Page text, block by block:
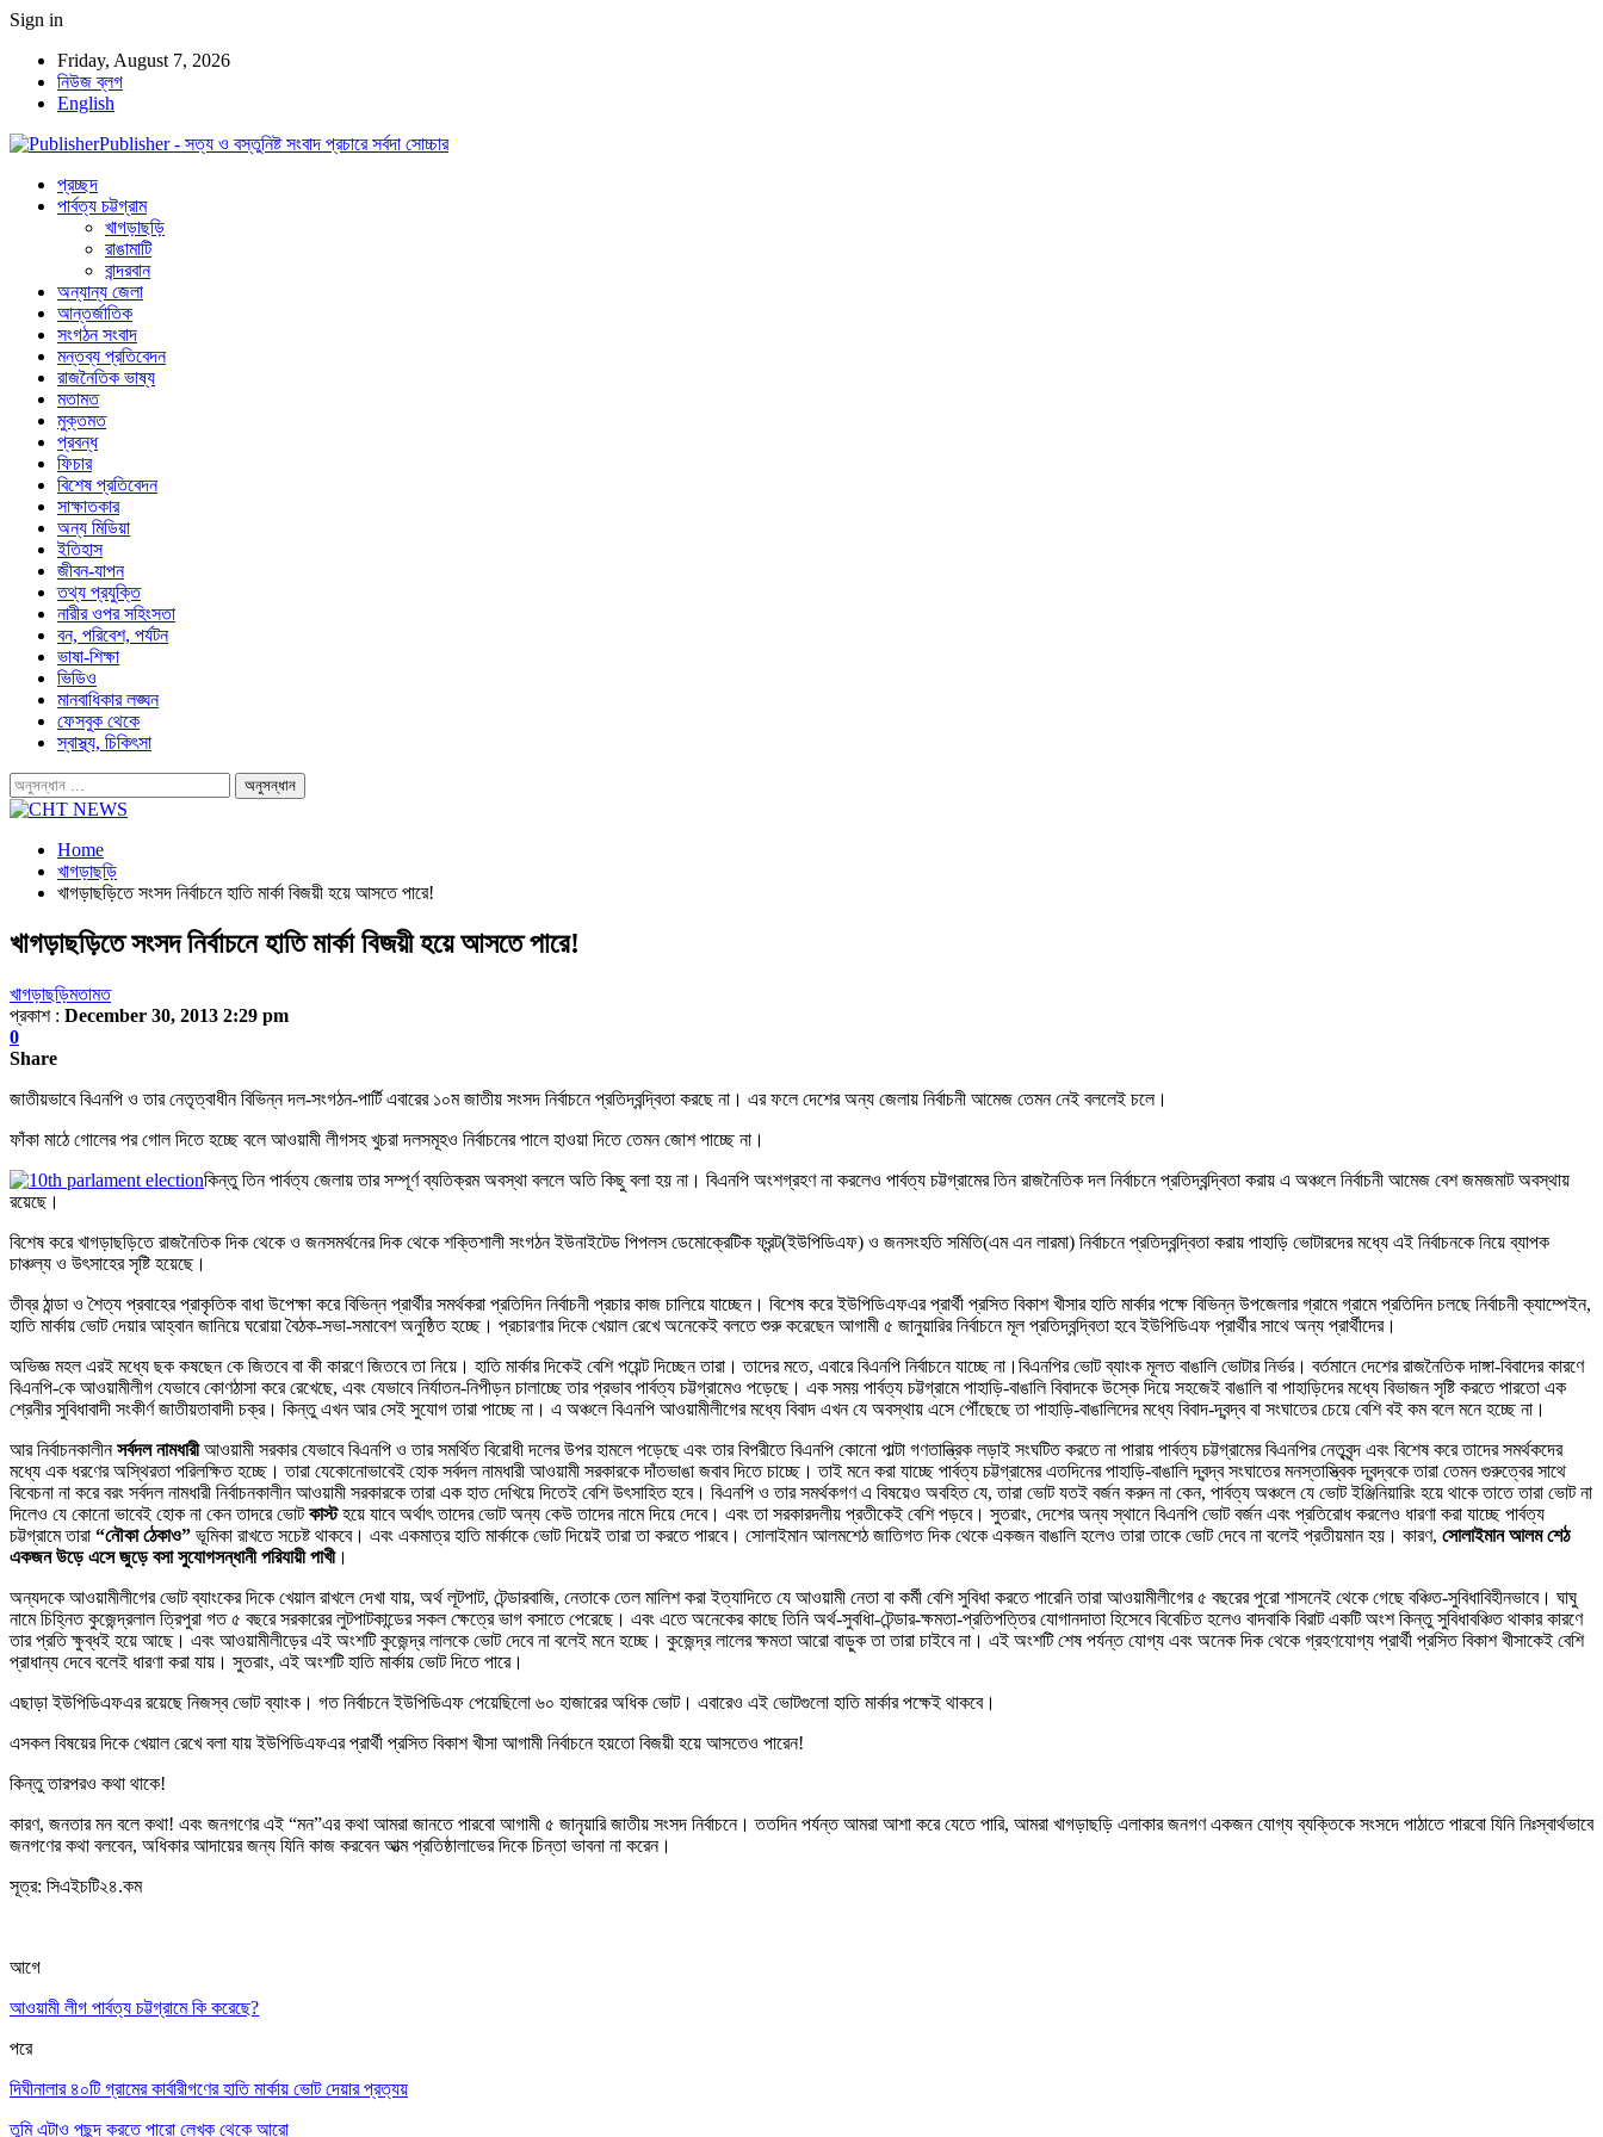
Sign in
Friday, August 7, 2026
নিউজ ব্লগ
English
Publisher - সত্য ও বস্তুনিষ্ট সংবাদ প্রচারে সর্বদা সোচ্চার
প্রচ্ছদ
পার্বত্য চট্টগ্রাম
খাগড়াছড়ি
রাঙামাটি
বান্দরবান
অন্যান্য জেলা
আন্তর্জাতিক
সংগঠন সংবাদ
মন্তব্য প্রতিবেদন
রাজনৈতিক ভাষ্য
মতামত
মুক্তমত
প্রবন্ধ
ফিচার
বিশেষ প্রতিবেদন
সাক্ষাতকার
অন্য মিডিয়া
ইতিহাস
জীবন-যাপন
তথ্য প্রযুক্তি
নারীর ওপর সহিংসতা
বন, পরিবেশ, পর্যটন
ভাষা-শিক্ষা
ভিডিও
মানবাধিকার লঙ্ঘন
ফেসবুক থেকে
স্বাস্থ্য, চিকিৎসা
Home
খাগড়াছড়ি
খাগড়াছড়িতে সংসদ নির্বাচনে হাতি মার্কা বিজয়ী হয়ে আসতে পারে!
খাগড়াছড়িতে সংসদ নির্বাচনে হাতি মার্কা বিজয়ী হয়ে আসতে পারে!
খাগড়াছড়িমতামত
প্রকাশ : December 30, 2013 2:29 pm
0
Share
জাতীয়ভাবে বিএনপি ও তার নেতৃত্বাধীন বিভিন্ন দল-সংগঠন-পার্টি এবারের ১০ম জাতীয় সংসদ নির্বাচনে প্রতিদ্বন্দ্বিতা করছে না। এর ফলে দেশের অন্য জেলায় নির্বাচনী আমেজ তেমন নেই বললেই চলে।
ফাঁকা মাঠে গোলের পর গোল দিতে হচ্ছে বলে আওয়ামী লীগসহ খুচরা দলসমূহও নির্বাচনের পালে হাওয়া দিতে তেমন জোশ পাচ্ছে না।
কিন্তু তিন পার্বত্য জেলায় তার সম্পূর্ণ ব্যতিক্রম অবস্থা বললে অতি কিছু বলা হয় না। বিএনপি অংশগ্রহণ না করলেও পার্বত্য চট্টগ্রামের তিন রাজনৈতিক দল নির্বাচনে প্রতিদ্বন্দ্বিতা করায় এ অঞ্চলে নির্বাচনী আমেজ বেশ জমজমাট অবস্থায়
রয়েছে।
বিশেষ করে খাগড়াছড়িতে রাজনৈতিক দিক থেকে ও জনসমর্থনের দিক থেকে শক্তিশালী সংগঠন ইউনাইটেড পিপলস ডেমোক্রেটিক ফ্রন্ট(ইউপিডিএফ) ও জনসংহতি সমিতি(এম এন লারমা) নির্বাচনে প্রতিদ্বন্দ্বিতা করায় পাহাড়ি ভোটারদের মধ্যে এই নির্বাচনকে নিয়ে ব্যাপক
চাঞ্চল্য ও উৎসাহের সৃষ্টি হয়েছে।
তীব্র ঠান্ডা ও শৈত্য প্রবাহের প্রাকৃতিক বাধা উপেক্ষা করে বিভিন্ন প্রার্থীর সমর্থকরা প্রতিদিন নির্বাচনী প্রচার কাজ চালিয়ে যাচ্ছেন। বিশেষ করে ইউপিডিএফএর প্রার্থী প্রসিত বিকাশ খীসার হাতি মার্কার পক্ষে বিভিন্ন উপজেলার গ্রামে গ্রামে প্রতিদিন চলছে নির্বাচনী ক্যাম্পেইন,
হাতি মার্কায় ভোট দেয়ার আহ্বান জানিয়ে ঘরোয়া বৈঠক-সভা-সমাবেশ অনুষ্ঠিত হচ্ছে। প্রচারণার দিকে খেয়াল রেখে অনেকেই বলতে শুরু করেছেন আগামী ৫ জানুয়ারির নির্বাচনে মূল প্রতিদ্বন্দ্বিতা হবে ইউপিডিএফ প্রার্থীর সাথে অন্য প্রার্থীদের।
অভিজ্ঞ মহল এরই মধ্যে ছক কষছেন কে জিতবে বা কী কারণে জিতবে তা নিয়ে। হাতি মার্কার দিকেই বেশি পয়েন্ট দিচ্ছেন তারা। তাদের মতে, এবারে বিএনপি নির্বাচনে যাচ্ছে না।বিএনপির ভোট ব্যাংক মূলত বাঙালি ভোটার নির্ভর। বর্তমানে দেশের রাজনৈতিক দাঙ্গা-বিবাদের কারণে
বিএনপি-কে আওয়ামীলীগ যেভাবে কোণঠাসা করে রেখেছে, এবং যেভাবে নির্যাতন-নিপীড়ন চালাচ্ছে তার প্রভাব পার্বত্য চট্টগ্রামেও পড়েছে। এক সময় পার্বত্য চট্টগ্রামে পাহাড়ি-বাঙালি বিবাদকে উস্কে দিয়ে সহজেই বাঙালি বা পাহাড়িদের মধ্যে বিভাজন সৃষ্টি করতে পারতো এক
শ্রেনীর সুবিধাবাদী সংকীর্ণ জাতীয়তাবাদী চক্র। কিন্তু এখন আর সেই সুযোগ তারা পাচ্ছে না। এ অঞ্চলে বিএনপি আওয়ামীলীগের মধ্যে বিবাদ এখন যে অবস্থায় এসে পৌঁছেছে তা পাহাড়ি-বাঙালিদের মধ্যে বিবাদ-দ্বন্দ্ব বা সংঘাতের চেয়ে বেশি বই কম বলে মনে হচ্ছে না।
আর নির্বাচনকালীনসর্বদল নামধারীআওয়ামী সরকার যেভাবে বিএনপি ও তার সমর্থিত বিরোধী দলের উপর হামলে পড়েছে এবং তার বিপরীতে বিএনপি কোনো পাল্টা গণতান্ত্রিক লড়াই সংঘটিত করতে না পারায় পার্বত্য চট্টগ্রামের বিএনপির নেতৃবৃন্দ এবং বিশেষ করে তাদের সমর্থকদের
মধ্যে এক ধরণের অস্থিরতা পরিলক্ষিত হচ্ছে। তারা যেকোনোভাবেই হোক সর্বদল নামধারী আওয়ামী সরকারকে দাঁতভাঙা জবাব দিতে চাচ্ছে। তাই মনে করা যাচ্ছে পার্বত্য চট্টগ্রামের এতদিনের পাহাড়ি-বাঙালি দ্বন্দ্ব সংঘাতের মনস্তাস্ত্বিক দ্বন্দ্বকে তারা তেমন গুরুত্বের সাথে
বিবেচনা না করে বরং সর্বদল নামধারী নির্বাচনকালীন আওয়ামী সরকারকে তারা এক হাত দেখিয়ে দিতেই বেশি উৎসাহিত হবে। বিএনপি ও তার সমর্থকগণ এ বিষয়েও অবহিত যে, তারা ভোট যতই বর্জন করুন না কেন, পার্বত্য অঞ্চলে যে ভোট ইঞ্জিনিয়ারিং হয়ে থাকে তাতে তারা ভোট না
দিলেও যে কোনো ভাবেই হোক না কেন তাদরে ভোটকাস্টহয়ে যাবে অর্থাৎ তাদের ভোট অন্য কেউ তাদের নামে দিয়ে দেবে। এবং তা সরকারদলীয় প্রতীকেই বেশি পড়বে। সুতরাং, দেশের অন্য স্থানে বিএনপি ভোট বর্জন এবং প্রতিরোধ করলেও ধারণা করা যাচ্ছে পার্বত্য
চট্টগ্রামে তারা “নৌকা ঠেকাও” ভূমিকা রাখতে সচেষ্ট থাকবে। এবং একমাত্র হাতি মার্কাকে ভোট দিয়েই তারা তা করতে পারবে। সোলাইমান আলমশেঠ জাতিগত দিক থেকে একজন বাঙালি হলেও তারা তাকে ভোট দেবে না বলেই প্রতীয়মান হয়। কারণ, সোলাইমান আলম শেঠ
একজন উড়ে এসে জুড়ে বসা সুযোগসন্ধানী পরিযায়ী পাখী।
অন্যদকে আওয়ামীলীগের ভোট ব্যাংকের দিকে খেয়াল রাখলে দেখা যায়, অর্থ লূটপাট, টেন্ডারবাজি, নেতাকে তেল মালিশ করা ইত্যাদিতে যে আওয়ামী নেতা বা কর্মী বেশি সুবিধা করতে পারেনি তারা আওয়ামীলীগের ৫ বছরের পুরো শাসনেই থেকে গেছে বঞ্চিত-সুবিধাবিহীনভাবে। ঘাঘু
নামে চিহ্নিত কুজেন্দ্রলাল ত্রিপুরা গত ৫ বছরে সরকারের লুটপাটকান্ডের সকল ক্ষেত্রে ভাগ বসাতে পেরেছে। এবং এতে অনেকের কাছে তিনি অর্থ-সুবধিা-টেন্ডার-ক্ষমতা-প্রতিপত্তির যোগানদাতা হিসেবে বিবেচিত হলেও বাদবাকি বিরাট একটি অংশ কিন্তু সুবিধাবঞ্চিত থাকার কারণে
তার প্রতি ক্ষুব্ধই হয়ে আছে। এবং আওয়ামীলীড়ের এই অংশটি কুজেন্দ্র লালকে ভোট দেবে না বলেই মনে হচ্ছে। কুজেন্দ্র লালের ক্ষমতা আরো বাড়ুক তা তারা চাইবে না। এই অংশটি শেষ পর্যন্ত যোগ্য এবং অনেক দিক থেকে গ্রহণযোগ্য প্রার্থী প্রসিত বিকাশ খীসাকেই বেশি
প্রাধান্য দেবে বলেই ধারণা করা যায়। সুতরাং, এই অংশটি হাতি মার্কায় ভোট দিতে পারে।
এছাড়া ইউপিডিএফএর রয়েছে নিজস্ব ভোট ব্যাংক। গত নির্বাচনে ইউপিডিএফ পেয়েছিলো ৬০ হাজারের অধিক ভোট। এবারেও এই ভোটগুলো হাতি মার্কার পক্ষেই থাকবে।
এসকল বিষয়ের দিকে খেয়াল রেখে বলা যায় ইউপিডিএফএর প্রার্থী প্রসিত বিকাশ খীসা আগামী নির্বাচনে হয়তো বিজয়ী হয়ে আসতেও পারেন!
কিন্তু তারপরও কথা থাকে!
কারণ, জনতার মন বলে কথা! এবং জনগণের এই “মন”এর কথা আমরা জানতে পারবো আগামী ৫ জানৃয়ারি জাতীয় সংসদ নির্বাচনে। ততদিন পর্যন্ত আমরা আশা করে যেতে পারি, আমরা খাগড়াছড়ি এলাকার জনগণ একজন যোগ্য ব্যক্তিকে সংসদে পাঠাতে পারবো যিনি নিঃস্বার্থভাবে
জনগণের কথা বলবেন, অধিকার আদায়ের জন্য যিনি কাজ করবেন আত্ম প্রতিষ্ঠালাভের দিকে চিন্তা ভাবনা না করেন।
সূত্র: সিএইচটি২৪.কম
আগে
আওয়ামী লীগ পার্বত্য চট্টগ্রামে কি করেছে?
পরে
দিঘীনালার ৪০টি গ্রামের কার্বারীগণের হাতি মার্কায় ভোট দেয়ার প্রত্যয়
তুমি এটাও পছন্দ করতে পারো লেখক থেকে আরো